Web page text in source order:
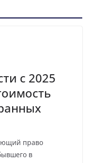
с 2025
право
в